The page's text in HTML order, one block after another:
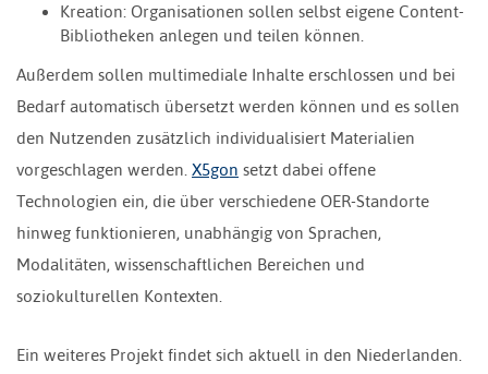
Kreation: Organisationen sollen selbst eigene Content-
Bibliotheken anlegen und teilen können.
Außerdem sollen multimediale Inhalte erschlossen und bei
Bedarf automatisch übersetzt werden können und es sollen
den Nutzenden zusätzlich individualisiert Materialien
vorgeschlagen werden. X5gon setzt dabei offene
Technologien ein, die über verschiedene OER-Standorte
hinweg funktionieren, unabhängig von Sprachen,
Modalitäten, wissenschaftlichen Bereichen und
soziokulturellen Kontexten.
Ein weiteres Projekt findet sich aktuell in den Niederlanden.